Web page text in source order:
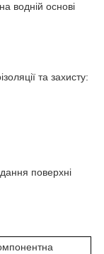
водній основі
та захисту:
поверхні